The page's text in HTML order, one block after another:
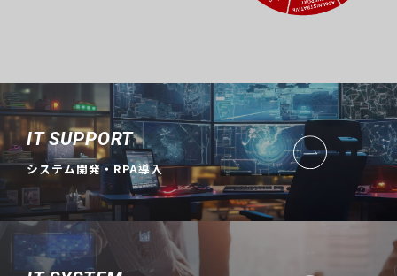
IT SUPPORT
システム開発・RPA導入